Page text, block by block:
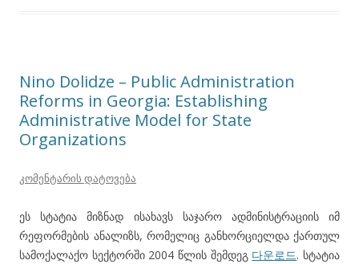
Nino Dolidze – Public Administration
Reforms in Georgia: Establishing
Administrative Model for State
Organizations
კომენტარის დატოვება
ეს სტატია მიზნად ისახავს საჯარო ადმინისტრაციის იმ
რეფორმების ანალიზს, რომელიც განხორციელდა ქართულ
სამოქალაქო სექტორში 2004 წლის შემდეგ 다운로드. სტატია